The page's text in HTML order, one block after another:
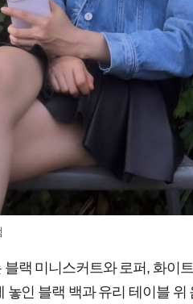
랙 미니스커트와 로퍼, 화이
놓인 블랙 백과 유리 테이블